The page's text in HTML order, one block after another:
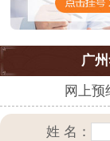
广
网上预
姓 名：